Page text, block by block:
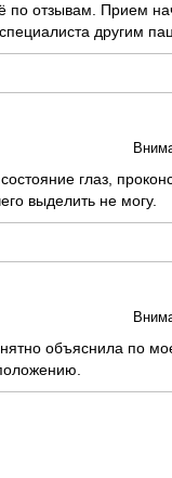
по отзывам. Прием
другим
глаз,
выделить не могу.
объяснила по